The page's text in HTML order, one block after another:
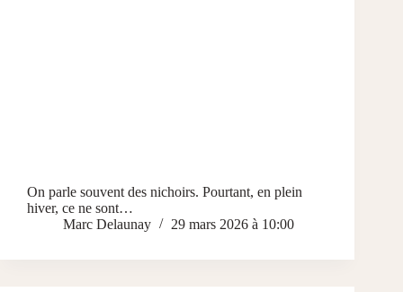
On parle souvent des nichoirs. Pourtant, en plein
hiver, ce ne sont…
Marc Delaunay
29 mars 2026 à 10:00